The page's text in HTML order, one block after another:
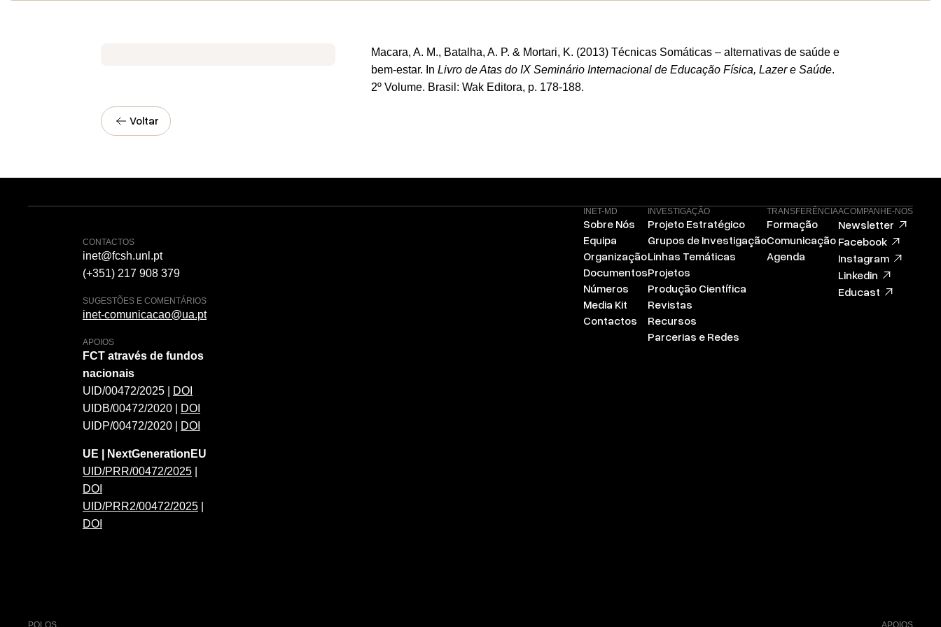
Macara, A. M., Batalha, A. P. & Mortari, K. (2013) Técnicas Somáticas – alternativas de saúde e
bem-estar. In Livro de Atas do IX Seminário Internacional de Educação Física, Lazer e Saúde.
2º Volume. Brasil: Wak Editora, p. 178-188.
Voltar
CONTACTOS
inet@fcsh.unl.pt
(+351) 217 908 379
SUGESTÕES E COMENTÁRIOS
inet-comunicacao@ua.pt
APOIOS
FCT através de fundos
nacionais
UID/00472/2025 |
DOI
UIDB/00472/2020 |
DOI
UIDP/00472/2020 |
DOI
UE | NextGenerationEU
UID/PRR/00472/2025
DOI
UID/PRR2/00472/2025
DOI
INET-MD
Sobre Nós
Equipa
Organização
Documentos
Números
Media Kit
Contactos
INVESTIGAÇÃO
Projeto Estratégico
Grupos de Investigação
Linhas Temáticas
Projetos
Produção Científica
Revistas
Recursos
Parcerias e Redes
TRANSFERÊNCIA
Formação
Comunicação
Agenda
ACOMPANHE-NOS
Newsletter
Facebook
Instagram
Linkedin
Educast
POLOS APOIOS